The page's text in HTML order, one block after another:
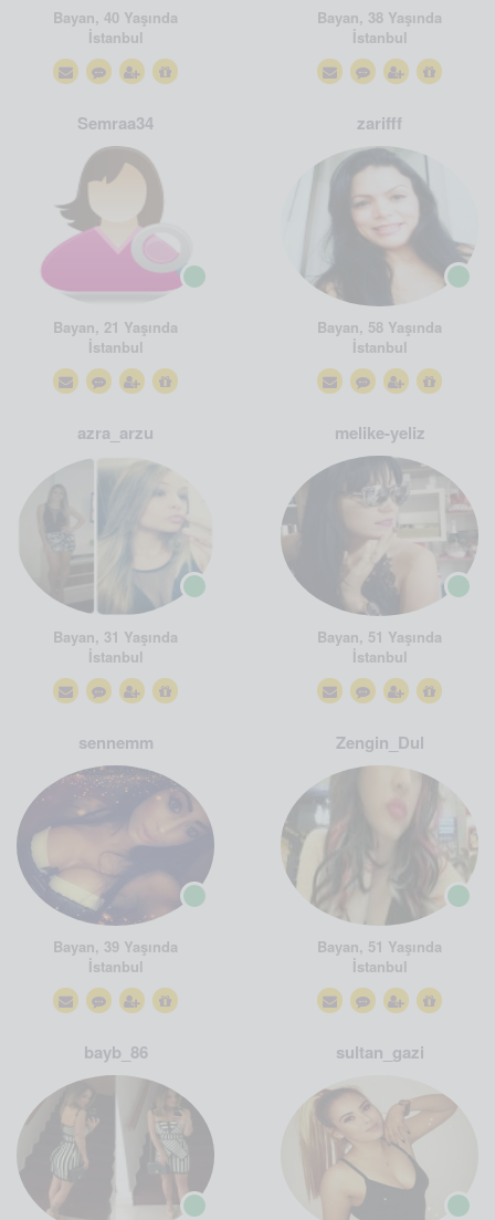
Bayan, 40 Yaşında
İstanbul
Bayan, 38 Yaşında
İstanbul
Semraa34
Bayan, 21 Yaşında
İstanbul
zarifff
Bayan, 58 Yaşında
İstanbul
azra_arzu
Bayan, 31 Yaşında
İstanbul
melike-yeliz
Bayan, 51 Yaşında
İstanbul
sennemm
Bayan, 39 Yaşında
İstanbul
Zengin_Dul
Bayan, 51 Yaşında
İstanbul
bayb_86 sultan_gazi